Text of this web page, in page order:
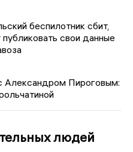
беспилотник сбит,
свои данные
Александром Пироговым:
людей